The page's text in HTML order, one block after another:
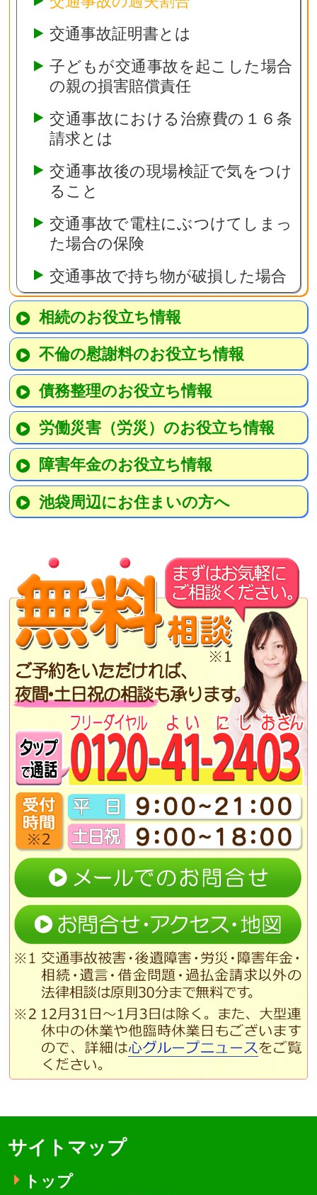
交通事故証明書とは
子どもが交通事故を起こした場合
の親の損害賠償責任
交通事故における治療費の１６条
請求とは
交通事故後の現場検証で気をつけ
ること
交通事故で電柱にぶつけてしまっ
た場合の保険
交通事故で持ち物が破損した場合
相続のお役立ち情報
不倫の慰謝料のお役立ち情報
債務整理のお役立ち情報
労働災害（労災）のお役立ち情報
障害年金のお役立ち情報
池袋周辺にお住まいの方へ
サイトマップ
トップ